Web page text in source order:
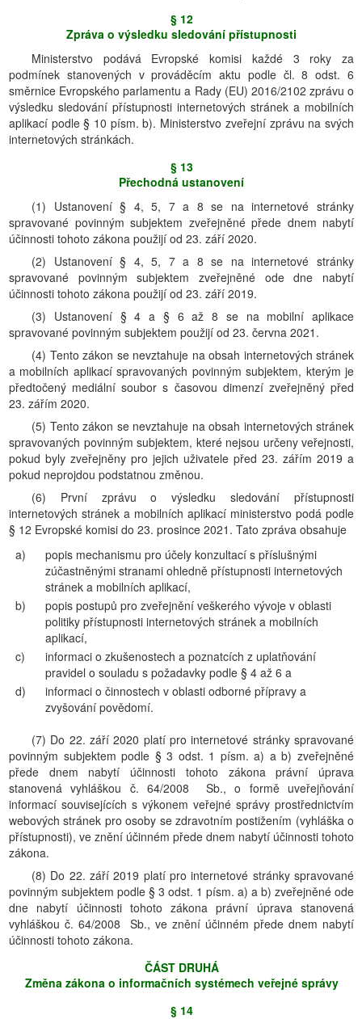
§ 12
Zpráva o výsledku sledování přístupnosti
Ministerstvo podává Evropské komisi každé 3 roky za
podmínek stanovených v prováděcím aktu podle čl. 8 odst. 6
směrnice Evropského parlamentu a Rady (EU) 2016/2102 zprávu o
výsledku sledování přístupnosti internetových stránek a mobilních
aplikací podle § 10 písm. b). Ministerstvo zveřejní zprávu na svých
internetových stránkách.
§ 13
Přechodná ustanovení
(1) Ustanovení § 4, 5, 7 a 8 se na internetové stránky
spravované povinným subjektem zveřejněné přede dnem nabytí
účinnosti tohoto zákona použijí od 23. září 2020.
(2) Ustanovení § 4, 5, 7 a 8 se na internetové stránky
spravované povinným subjektem zveřejněné ode dne nabytí
účinnosti tohoto zákona použijí od 23. září 2019.
(3) Ustanovení § 4 a § 6 až 8 se na mobilní aplikace
spravované povinným subjektem použijí od 23. června 2021.
(4) Tento zákon se nevztahuje na obsah internetových stránek
a mobilních aplikací spravovaných povinným subjektem, kterým je
předtočený mediální soubor s časovou dimenzí zveřejněný před
23. zářím 2020.
(5) Tento zákon se nevztahuje na obsah internetových stránek
spravovaných povinným subjektem, které nejsou určeny veřejnosti,
pokud byly zveřejněny pro jejich uživatele před 23. zářím 2019 a
pokud neprojdou podstatnou změnou.
(6) První zprávu o výsledku sledování přístupnosti
internetových stránek a mobilních aplikací ministerstvo podá podle
§ 12 Evropské komisi do 23. prosince 2021. Tato zpráva obsahuje
a)
popis mechanismu pro účely konzultací s příslušnými
zúčastněnými stranami ohledně přístupnosti internetových
stránek a mobilních aplikací,
b)
popis postupů pro zveřejnění veškerého vývoje v oblasti
politiky přístupnosti internetových stránek a mobilních
aplikací,
c)
informaci o zkušenostech a poznatcích z uplatňování
pravidel o souladu s požadavky podle § 4 až 6 a
d)
informaci o činnostech v oblasti odborné přípravy a
zvyšování povědomí.
(7) Do 22. září 2020 platí pro internetové stránky spravované
povinným subjektem podle § 3 odst. 1 písm. a) a b) zveřejněné
přede dnem nabytí účinnosti tohoto zákona právní úprava
stanovená vyhláškou č. 64/2008 Sb., o formě uveřejňování
informací souvisejících s výkonem veřejné správy prostřednictvím
webových stránek pro osoby se zdravotním postižením (vyhláška o
přístupnosti), ve znění účinném přede dnem nabytí účinnosti tohoto
zákona.
(8) Do 22. září 2019 platí pro internetové stránky spravované
povinným subjektem podle § 3 odst. 1 písm. a) a b) zveřejněné ode
dne nabytí účinnosti tohoto zákona právní úprava stanovená
vyhláškou č. 64/2008 Sb., ve znění účinném přede dnem nabytí
účinnosti tohoto zákona.
ČÁST DRUHÁ
Změna zákona o informačních systémech veřejné správy
§ 14